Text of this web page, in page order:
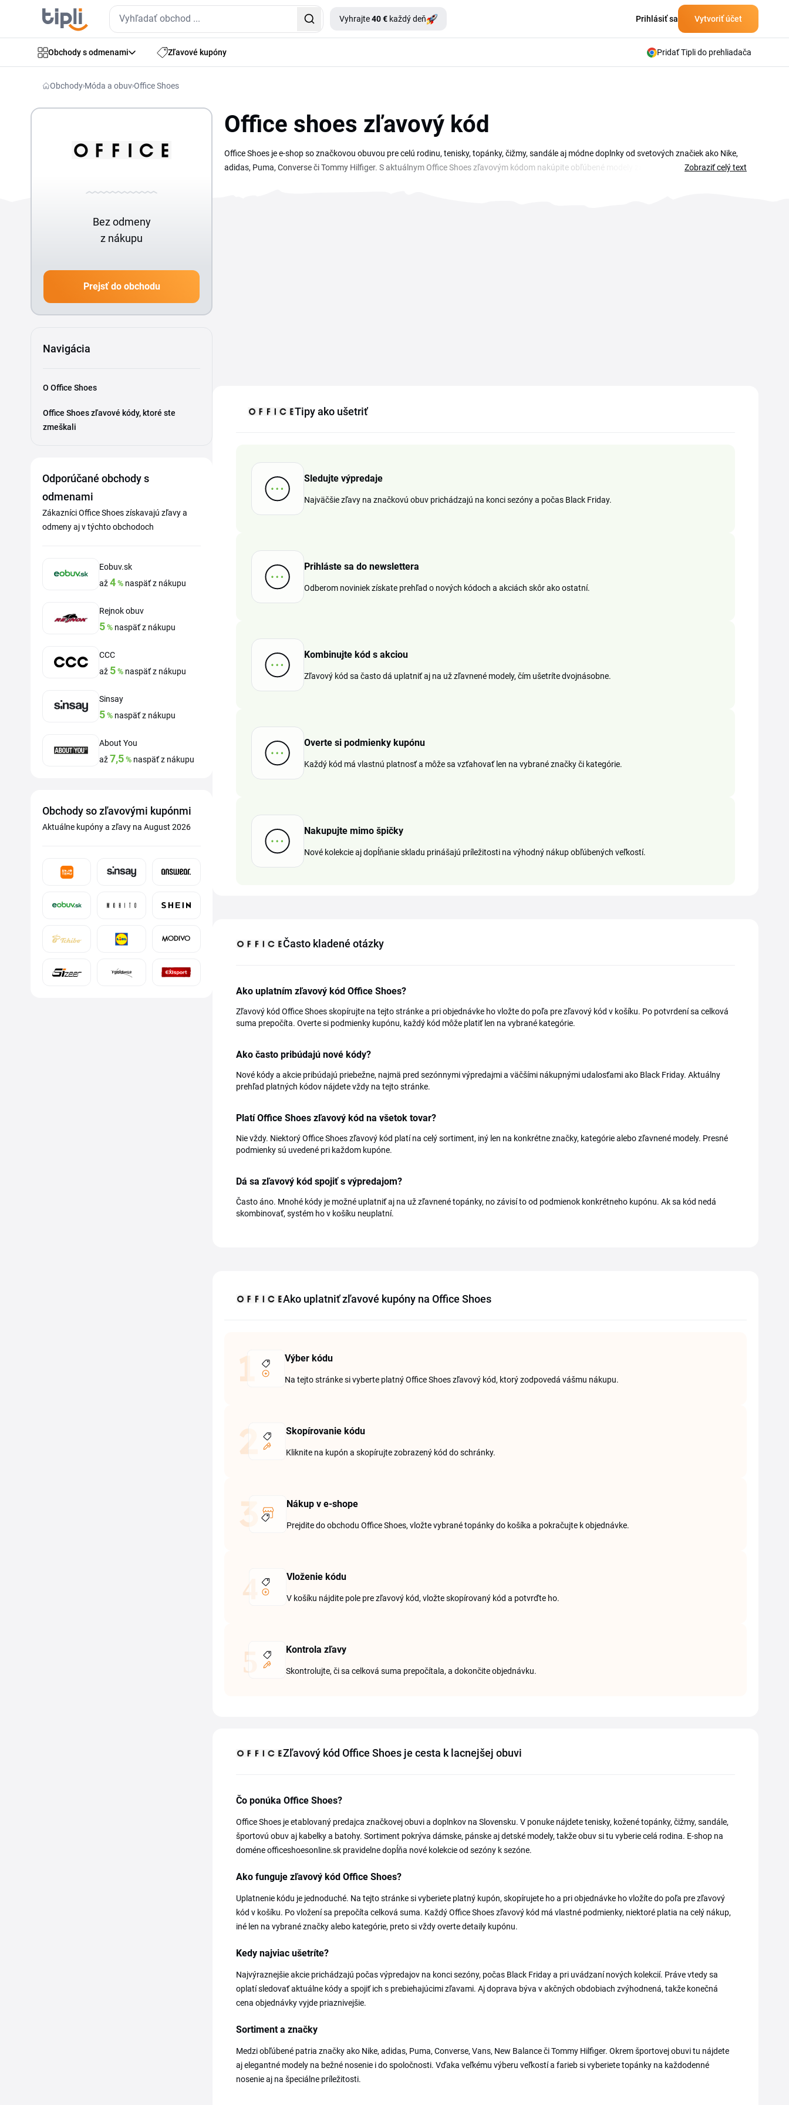
Vyhrajte40 € každý deň Prihlásiť sa Vytvoriť účet
Obchody s odmenami Zľavové kupóny Pridať Tipli do prehliadača
Obchody Móda a obuvOffice Shoes
Bez odmeny
z nákupu
Prejsť do obchodu
Navigácia
O Office Shoes
Office Shoes zľavové kódy, ktoré ste
zmeškali
Odporúčané obchody s
odmenami
Zákazníci Office Shoes získavajú zľavy a
odmeny aj v týchto obchodoch
Eobuv.sk
až4% naspäť z nákupu
Rejnok obuv
5% naspäť z nákupu
CCC
až 5% naspäť z nákupu
Sinsay
5% naspäť z nákupu
About You
až7,5% naspäť z nákupu
Obchody so zľavovými kupónmi
Aktuálne kupóny a zľavy na August 2026
Office shoes zľavový kód
Office Shoes je e-shop so značkovou obuvou pre celú rodinu, tenisky, topánky, čižmy, sandále aj módne doplnky od svetových značiek ako Nike,
adidas, Puma, Converse či Tommy Hilfiger. S aktuálnym Office Shoes zľavovým kódom nakúpite obľúbené modely za výhodnejšiu cenu aZobraziť celý text
Tipy ako ušetriť
Sledujte výpredaje
Najväčšie zľavy na značkovú obuv prichádzajú na konci sezóny a počas Black Friday.
Prihláste sa do newslettera
Odberom noviniek získate prehľad o nových kódoch a akciách skôr ako ostatní.
Kombinujte kód s akciou
Zľavový kód sa často dá uplatniť aj na už zľavnené modely, čím ušetríte dvojnásobne.
Overte si podmienky kupónu
Každý kód má vlastnú platnosť a môže sa vzťahovať len na vybrané značky či kategórie.
Nakupujte mimo špičky
Nové kolekcie aj dopĺňanie skladu prinášajú príležitosti na výhodný nákup obľúbených veľkostí.
Často kladené otázky
Ako uplatním zľavový kód Office Shoes?
Zľavový kód Office Shoes skopírujte na tejto stránke a pri objednávke ho vložte do poľa pre zľavový kód v košíku. Po potvrdení sa celková
suma prepočíta. Overte si podmienky kupónu, každý kód môže platiť len na vybrané kategórie.
Ako často pribúdajú nové kódy?
Nové kódy a akcie pribúdajú priebežne, najmä pred sezónnymi výpredajmi a väčšími nákupnými udalosťami ako Black Friday. Aktuálny
prehľad platných kódov nájdete vždy na tejto stránke.
Platí Office Shoes zľavový kód na všetok tovar?
Nie vždy. Niektorý Office Shoes zľavový kód platí na celý sortiment, iný len na konkrétne značky, kategórie alebo zľavnené modely. Presné
podmienky sú uvedené pri každom kupóne.
Dá sa zľavový kód spojiť s výpredajom?
Často áno. Mnohé kódy je možné uplatniť aj na už zľavnené topánky, no závisí to od podmienok konkrétneho kupónu. Ak sa kód nedá
skombinovať, systém ho v košíku neuplatní.
Ako uplatniť zľavové kupóny na Office Shoes
Výber kódu
Na tejto stránke si vyberte platný Office Shoes zľavový kód, ktorý zodpovedá vášmu nákupu.
Skopírovanie kódu
Kliknite na kupón a skopírujte zobrazený kód do schránky.
Nákup v e-shope
Prejdite do obchodu Office Shoes, vložte vybrané topánky do košíka a pokračujte k objednávke.
Vloženie kódu
V košíku nájdite pole pre zľavový kód, vložte skopírovaný kód a potvrďte ho.
Kontrola zľavy
Skontrolujte, či sa celková suma prepočítala, a dokončite objednávku.
Zľavový kód Office Shoes je cesta k lacnejšej obuvi
Čo ponúka Office Shoes?
Office Shoes je etablovaný predajca značkovej obuvi a doplnkov na Slovensku. V ponuke nájdete tenisky, kožené topánky, čižmy, sandále,
športovú obuv aj kabelky a batohy. Sortiment pokrýva dámske, pánske aj detské modely, takže obuv si tu vyberie celá rodina. E-shop na
doméne officeshoesonline.sk pravidelne dopĺňa nové kolekcie od sezóny k sezóne.
Ako funguje zľavový kód Office Shoes?
Uplatnenie kódu je jednoduché. Na tejto stránke si vyberiete platný kupón, skopírujete ho a pri objednávke ho vložíte do poľa pre zľavový
kód v košíku. Po vložení sa prepočíta celková suma. Každý Office Shoes zľavový kód má vlastné podmienky, niektoré platia na celý nákup,
iné len na vybrané značky alebo kategórie, preto si vždy overte detaily kupónu.
Kedy najviac ušetríte?
Najvýraznejšie akcie prichádzajú počas výpredajov na konci sezóny, počas Black Friday a pri uvádzaní nových kolekcií. Práve vtedy sa
oplatí sledovať aktuálne kódy a spojiť ich s prebiehajúcimi zľavami. Aj doprava býva v akčných obdobiach zvýhodnená, takže konečná
cena objednávky vyjde priaznivejšie.
Sortiment a značky
Medzi obľúbené patria značky ako Nike, adidas, Puma, Converse, Vans, New Balance či Tommy Hilfiger. Okrem športovej obuvi tu nájdete
aj elegantné modely na bežné nosenie i do spoločnosti. Vďaka veľkému výberu veľkostí a farieb si vyberiete topánky na každodenné
nosenie aj na špeciálne príležitosti.